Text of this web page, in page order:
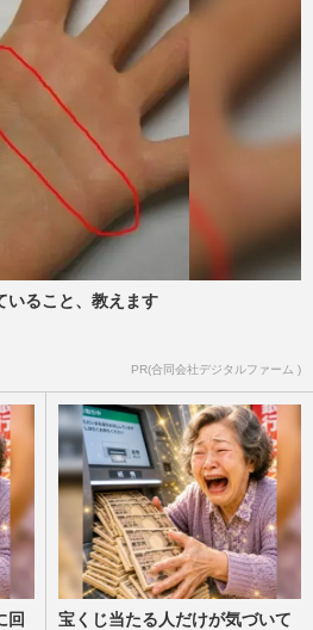
いること、教えます
PR(合同会社デジタルファーム )
回
宝くじ当たる人だけが気づいて